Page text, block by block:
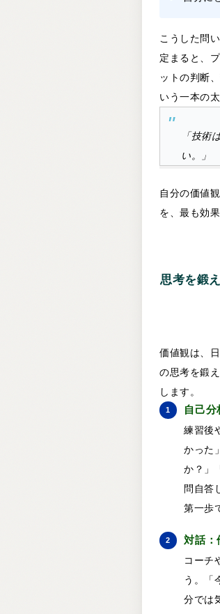
こうした問
定まると、
ットの判断
いう一本の
「技術
い。」
自分の価値
を、最も効
思考を鍛
価値観は、
の思考を鍛
します。
1 自己
練習後
かった
か？」
問自答
第一歩
2 対話：
コーチ
う。「
分では